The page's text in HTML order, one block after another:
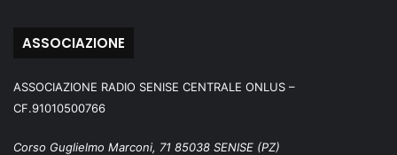
ASSOCIAZIONE
ASSOCIAZIONE RADIO SENISE CENTRALE ONLUS –
CF.91010500766
Corso Guglielmo Marconi, 71 85038 SENISE (PZ)